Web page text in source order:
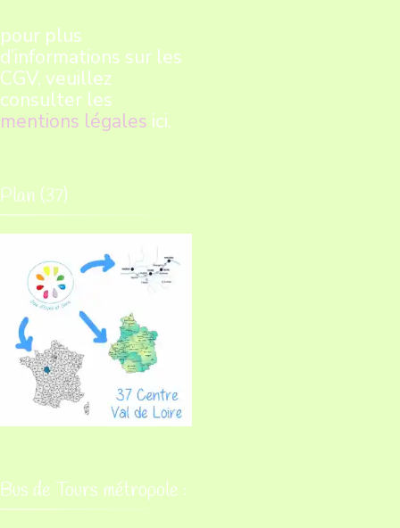
pour plus
d’informations sur les
CGV, veuillez
consulter les
mentions légales ici.
Plan (37)
Bus de Tours métropole :